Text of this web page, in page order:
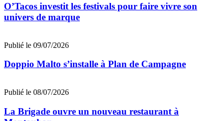
O’Tacos investit les festivals pour faire vivre son
univers de marque
Publié le 09/07/2026
Doppio Malto s’installe à Plan de Campagne
Publié le 08/07/2026
La Brigade ouvre un nouveau restaurant à